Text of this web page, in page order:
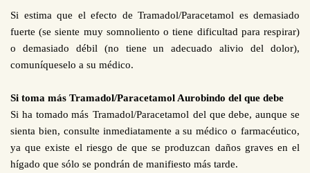
Si estima que el efecto de Tramadol/Paracetamol es demasiado
fuerte (se siente muy somnoliento o tiene dificultad para respirar)
o demasiado débil (no tiene un adecuado alivio del dolor),
comuníqueselo a su médico.
Si toma más Tramadol/Paracetamol Aurobindo del que debe
Si ha tomado más Tramadol/Paracetamol del que debe, aunque se
sienta bien, consulte inmediatamente a su médico o farmacéutico,
ya que existe el riesgo de que se produzcan daños graves en el
hígado que sólo se pondrán de manifiesto más tarde.